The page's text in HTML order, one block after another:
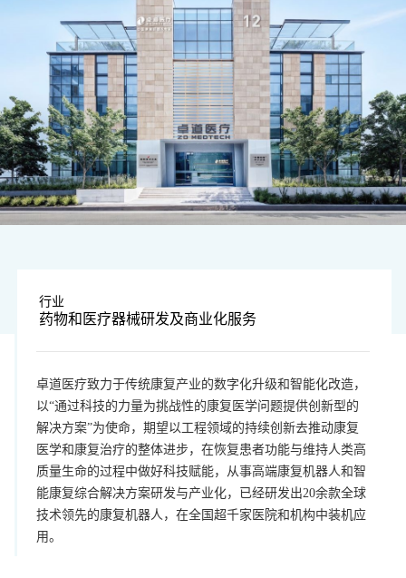
行业
药物和医疗器械研发及商业化服务
卓道医疗致力于传统康复产业的数字化升级和智能化改造，
以“通过科技的力量为挑战性的康复医学问题提供创新型的
解决方案”为使命，期望以工程领域的持续创新去推动康复
医学和康复治疗的整体进步，在恢复患者功能与维持人类高
质量生命的过程中做好科技赋能，从事高端康复机器人和智
能康复综合解决方案研发与产业化，已经研发出20余款全球
技术领先的康复机器人，在全国超千家医院和机构中装机应
用。